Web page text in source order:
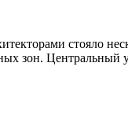
стояло
зон. Центральный